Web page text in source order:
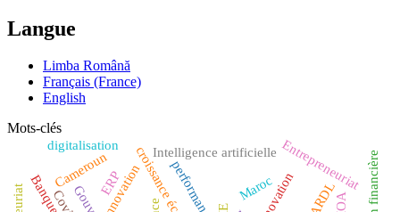
Langue
Limba Română
Français (France)
English
Mots-clés
Maroc
performance
innovation
Intelligence artificielle Entrepreneuriat
ARDL
Cameroun
Banque
digitalisation
ERP